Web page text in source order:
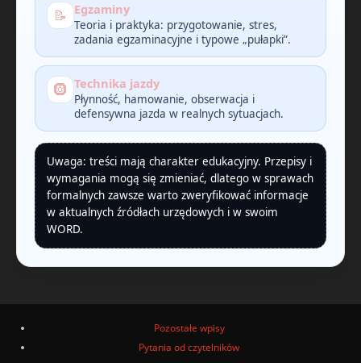
📝 Egzaminy
Teoria i praktyka: przygotowanie, stres,
zadania egzaminacyjne i typowe „pułapki”.
🛞 Technika jazdy
Płynność, hamowanie, obserwacja i
defensywna jazda w realnych sytuacjach.
Uwaga: treści mają charakter edukacyjny. Przepisy i
wymagania mogą się zmieniać, dlatego w sprawach
formalnych zawsze warto zweryfikować informacje
w aktualnych źródłach urzędowych i w swoim
WORD.
Pozostałe wpisy
Pytania od czytelników